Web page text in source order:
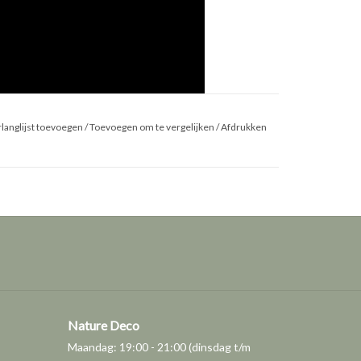
toevoegen /Toevoegen om te vergelijken /Afdrukken
Nature Deco
Maandag: 19:00 - 21:00 (dinsdag t/m